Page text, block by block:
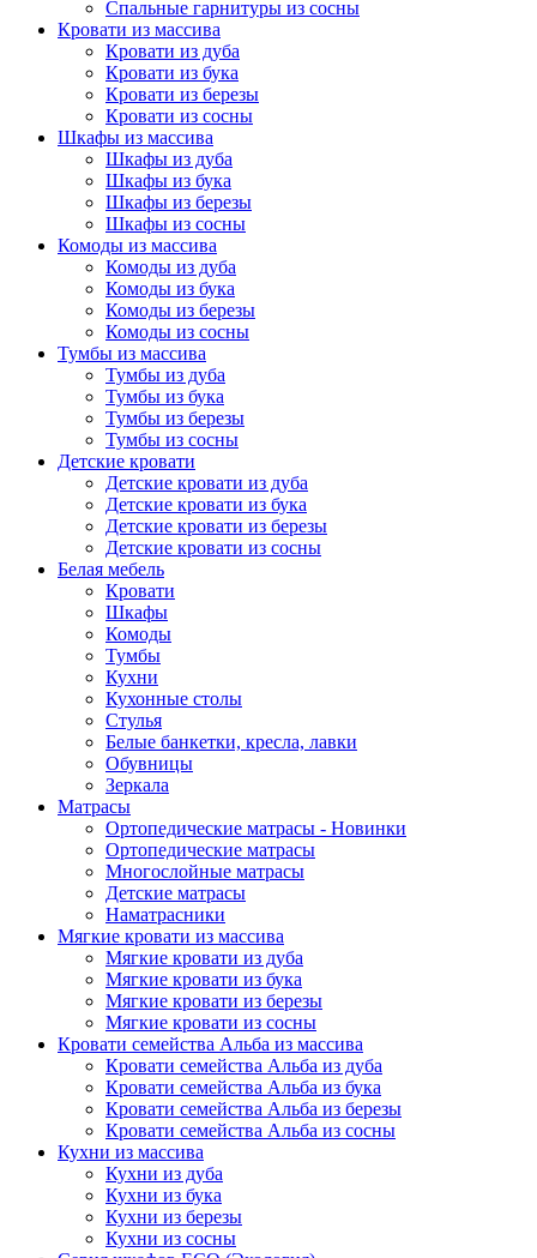
Спальные гарнитуры из сосны
Кровати из массива
Кровати из дуба
Кровати из бука
Кровати из березы
Кровати из сосны
Шкафы из массива
Шкафы из дуба
Шкафы из бука
Шкафы из березы
Шкафы из сосны
Комоды из массива
Комоды из дуба
Комоды из бука
Комоды из березы
Комоды из сосны
Тумбы из массива
Тумбы из дуба
Тумбы из бука
Тумбы из березы
Тумбы из сосны
Детские кровати
Детские кровати из дуба
Детские кровати из бука
Детские кровати из березы
Детские кровати из сосны
Белая мебель
Кровати
Шкафы
Комоды
Тумбы
Кухни
Кухонные столы
Стулья
Белые банкетки, кресла, лавки
Обувницы
Зеркала
Матрасы
Ортопедические матрасы - Новинки
Ортопедические матрасы
Многослойные матрасы
Детские матрасы
Наматрасники
Мягкие кровати из массива
Мягкие кровати из дуба
Мягкие кровати из бука
Мягкие кровати из березы
Мягкие кровати из сосны
Кровати семейства Альба из массива
Кровати семейства Альба из дуба
Кровати семейства Альба из бука
Кровати семейства Альба из березы
Кровати семейства Альба из сосны
Кухни из массива
Кухни из дуба
Кухни из бука
Кухни из березы
Кухни из сосны